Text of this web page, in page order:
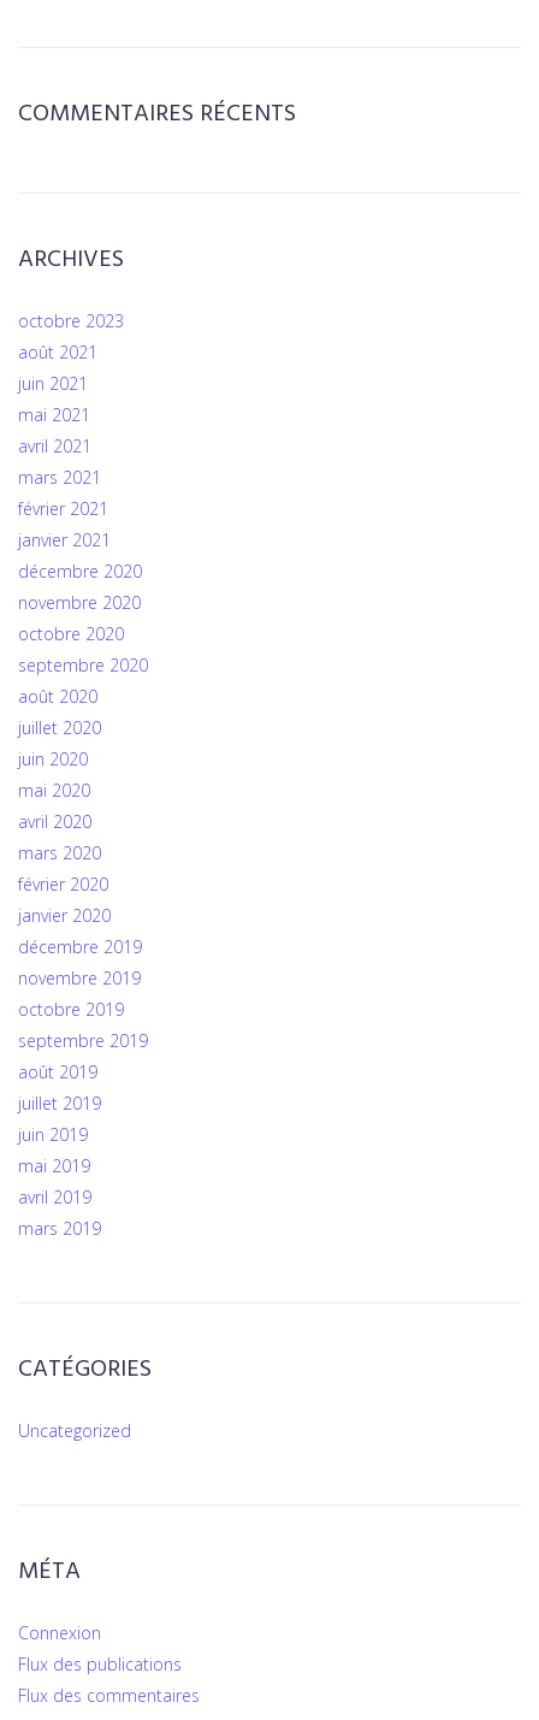
COMMENTAIRES RÉCENTS
ARCHIVES
octobre 2023
août 2021
juin 2021
mai 2021
avril 2021
mars 2021
février 2021
janvier 2021
décembre 2020
novembre 2020
octobre 2020
septembre 2020
août 2020
juillet 2020
juin 2020
mai 2020
avril 2020
mars 2020
février 2020
janvier 2020
décembre 2019
novembre 2019
octobre 2019
septembre 2019
août 2019
juillet 2019
juin 2019
mai 2019
avril 2019
mars 2019
CATÉGORIES
Uncategorized
MÉTA
Connexion
Flux des publications
Flux des commentaires